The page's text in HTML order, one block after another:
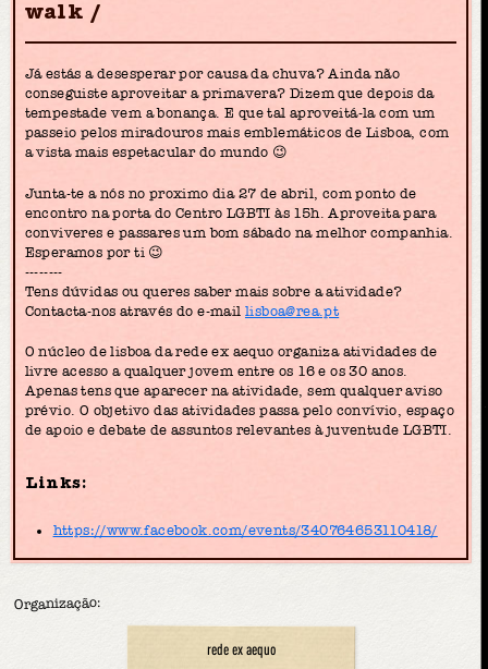
walk
Já estás a desesperar por causa da chuva? Ainda não
conseguiste aproveitar a primavera? Dizem que depois da
tempestade vem a bonança. E que tal aproveitá-la com um
passeio pelos miradouros mais emblemáticos de Lisboa, com
a vista mais espetacular do mundo 😉
Junta-te a nós no proximo dia 27 de abril, com ponto de
encontro na porta do Centro LGBTI às 15h. Aproveita para
conviveres e passares um bom sábado na melhor companhia.
Esperamos por ti 😉
--------
Tens dúvidas ou queres saber mais sobre a atividade?
Contacta-nos através do e-mail lisboa@rea.pt
O núcleo de lisboa da rede ex aequo organiza atividades de
livre acesso a qualquer jovem entre os 16 e os 30 anos.
Apenas tens que aparecer na atividade, sem qualquer aviso
prévio. O objetivo das atividades passa pelo convívio, espaço
de apoio e debate de assuntos relevantes à juventude LGBTI.
Links:
https://www.facebook.com/events/340764653110418/
Organização:
rede ex aequo